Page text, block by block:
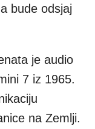
bude odsjaj
je audio
7 iz 1965.
na Zemlji.